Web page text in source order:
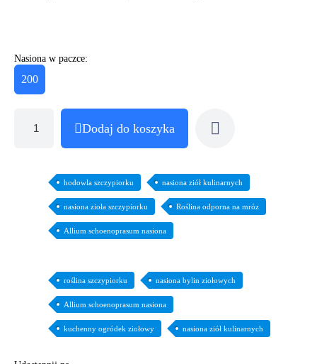
Nasiona w paczce:
200
Dodaj do koszyka
hodowla szczypiorku nasiona ziół kulinarnych
nasiona zioła szczypiorku Roślina odporna na mróz
Allium schoenoprasum nasiona
roślina szczypiorku nasiona bylin ziołowych
Allium schoenoprasum nasiona
kuchenny ogródek ziołowy nasiona ziół kulinarnych